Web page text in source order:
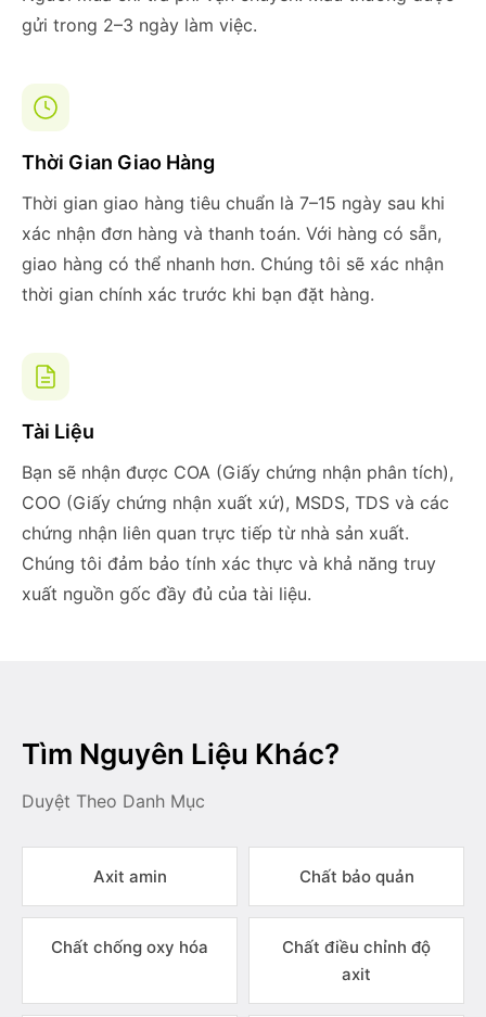
gửi trong 2–3 ngày làm việc.
Thời Gian Giao Hàng
Thời gian giao hàng tiêu chuẩn là 7–15 ngày sau khi
xác nhận đơn hàng và thanh toán. Với hàng có sẵn,
giao hàng có thể nhanh hơn. Chúng tôi sẽ xác nhận
thời gian chính xác trước khi bạn đặt hàng.
Tài Liệu
Bạn sẽ nhận được COA (Giấy chứng nhận phân tích),
COO (Giấy chứng nhận xuất xứ), MSDS, TDS và các
chứng nhận liên quan trực tiếp từ nhà sản xuất.
Chúng tôi đảm bảo tính xác thực và khả năng truy
xuất nguồn gốc đầy đủ của tài liệu.
Tìm Nguyên Liệu Khác?
Duyệt Theo Danh Mục
Axit amin Chất bảo quản
Chất chống oxy hóa
Chất điều chỉnh độ
axit